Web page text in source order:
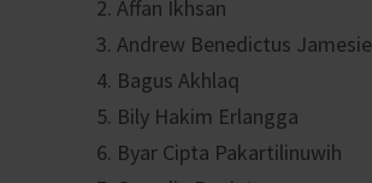
Affan Ikhsan
Andrew Benedictus Jamesie
Bagus Akhlaq
Bily Hakim Erlangga
Byar Cipta Pakartilinuwih